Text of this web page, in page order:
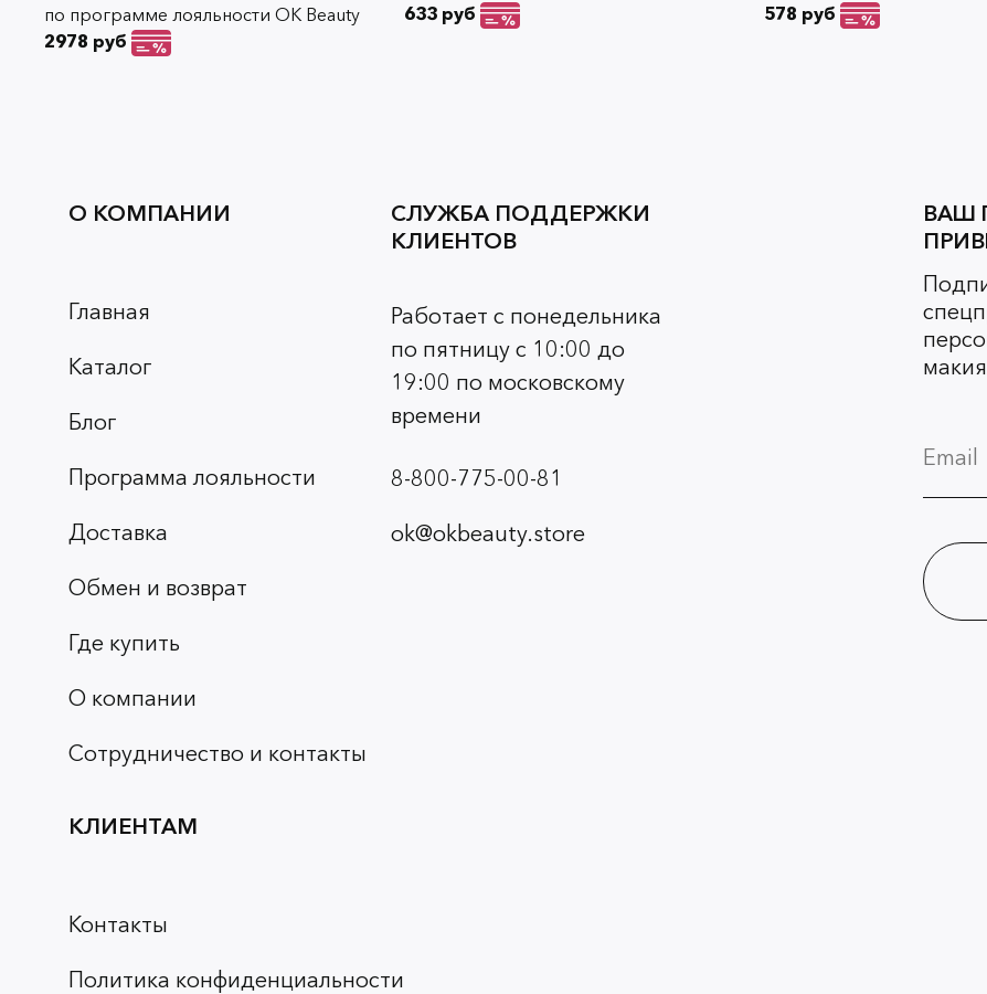
по программе лояльности OK Beauty
2978 руб
633 руб
578 руб
О КОМПАНИИ
Главная
Каталог
Блог
Программа лояльности
Доставка
Обмен и возврат
Где купить
О компании
Сотрудничество и контакты
КЛИЕНТАМ
Контакты
Политика конфиденциальности
СЛУЖБА ПОДДЕРЖКИ
КЛИЕНТОВ
Работает с понедельника
по пятницу с 10:00 до
19:00 по московскому
времени
8-800-775-00-81
ok@okbeauty.store
ВАШ